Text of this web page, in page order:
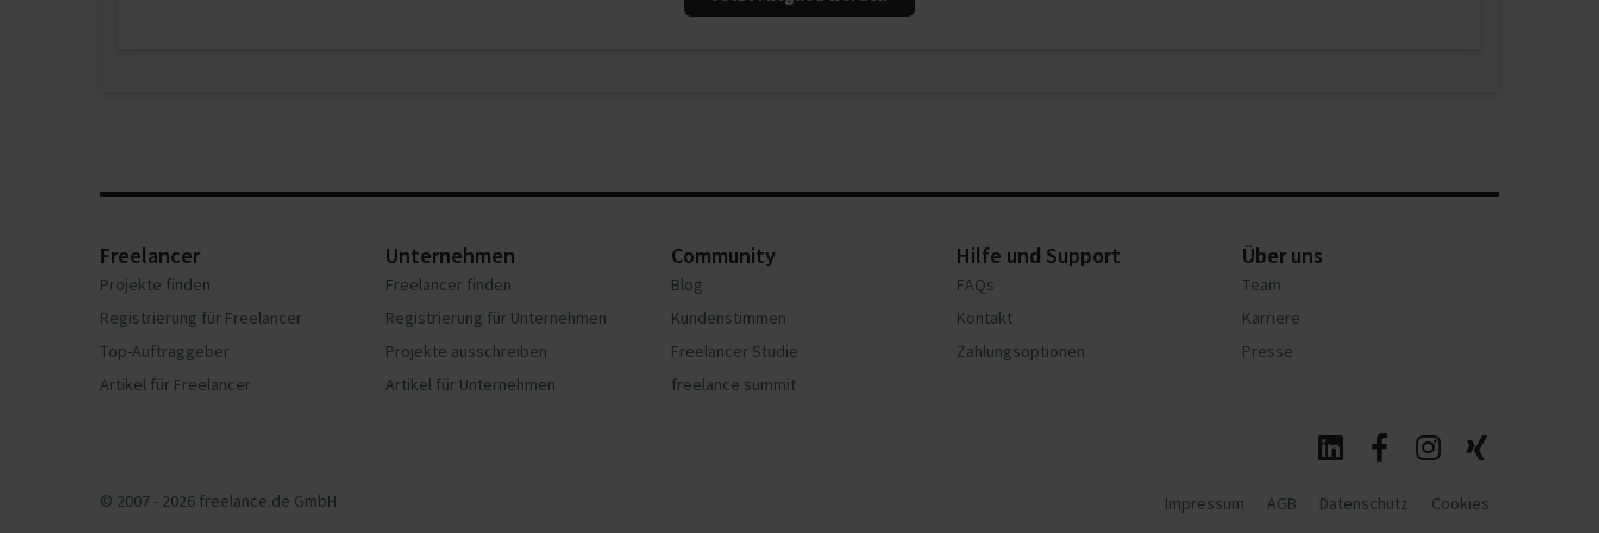
Freelancer
Projekte finden
Registrierung für Freelancer
Top-Auftraggeber
Artikel für Freelancer
Unternehmen
Freelancer finden
Registrierung für Unternehmen
Projekte ausschreiben
Artikel für Unternehmen
Community
Blog
Kundenstimmen
Freelancer Studie
freelance summit
Hilfe und Support
FAQs
Kontakt
Zahlungsoptionen
Über uns
Team
Karriere
Presse
Impressum AGB Datenschutz Cookies
© 2007 - 2026 freelance.de GmbH